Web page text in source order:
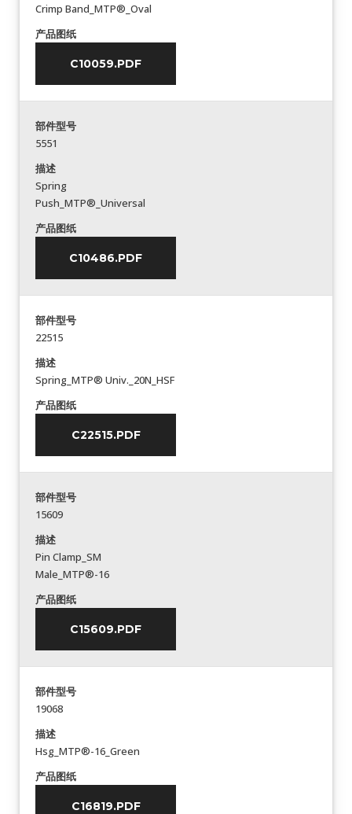
Crimp Band_MTP®_Oval
产品图纸
C10059.PDF
部件型号
5551
描述
Spring
Push_MTP®_Universal
产品图纸
C10486.PDF
部件型号
22515
描述
Spring_MTP® Univ._20N_HSF
产品图纸
C22515.PDF
部件型号
15609
描述
Pin Clamp_SM
Male_MTP®-16
产品图纸
C15609.PDF
部件型号
19068
描述
Hsg_MTP®-16_Green
产品图纸
C16819.PDF